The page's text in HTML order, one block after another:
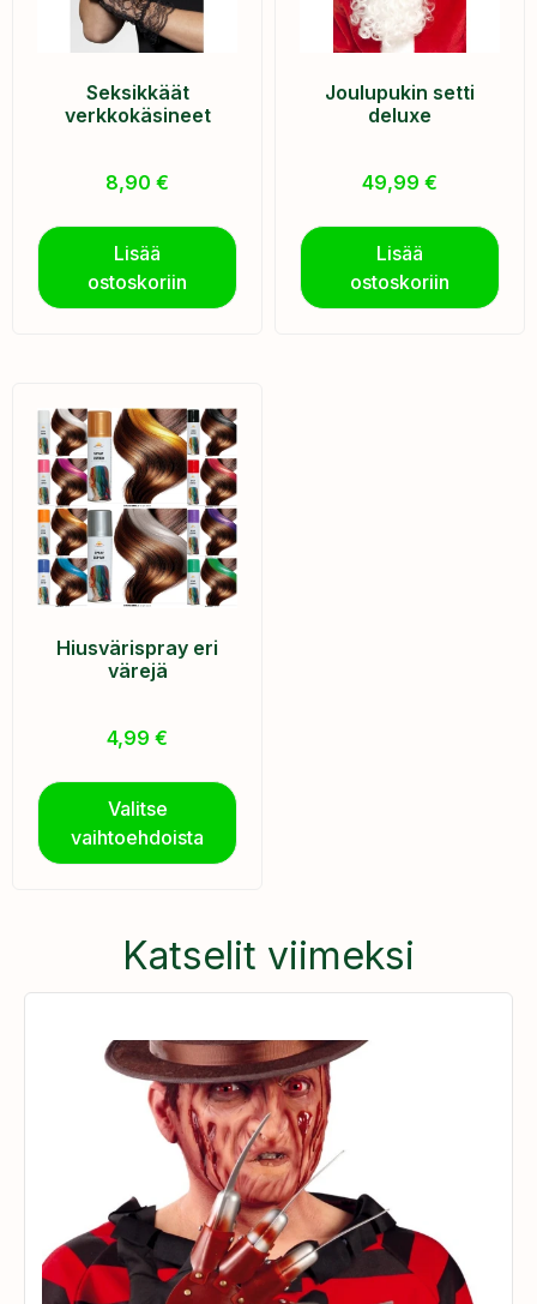
Seksikkäät
verkkokäsineet
8,90 €
Lisää
ostoskoriin
Joulupukin setti
deluxe
49,99 €
Lisää
ostoskoriin
Hiusvärispray eri
värejä
4,99 €
Valitse
vaihtoehdoista
Katselit viimeksi